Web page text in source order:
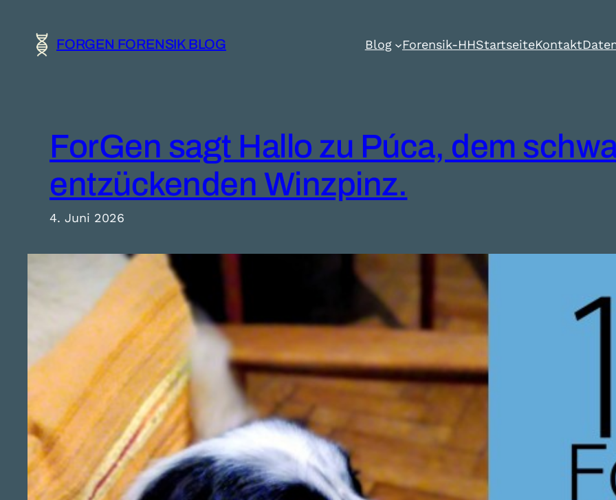
Inhalt
springen FORGEN FORENSIK BLOG Blog Forensik-HHStartseiteKontakt
ForGen sagt Hallo zu Púca, dem
entzückenden Winzpinz.
4. Juni 2026